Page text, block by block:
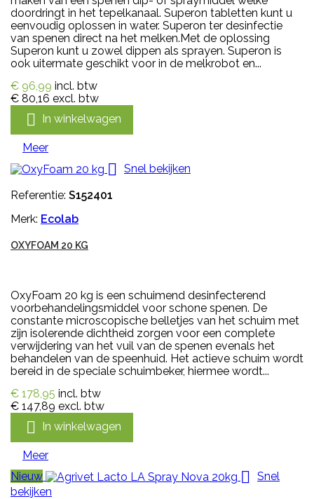
doordringt in het tepelkanaal. Superon tabletten kunt u
eenvoudig oplossen in water. Superon ter desinfectie
van spenen direct na het melken.Met de oplossing
Superon kunt u zowel dippen als sprayen. Superon is
ook uitermate geschikt voor in de melkrobot en...
€ 96,99 incl. btw
€ 80,16 excl. btw
 In winkelwagen
Meer
 Snel bekijken
Referentie: S152401
Merk: Ecolab
OXYFOAM 20 KG
OxyFoam 20 kg is een schuimend desinfecterend
voorbehandelingsmiddel voor schone spenen. De
constante microscopische belletjes van het schuim met
zijn isolerende dichtheid zorgen voor een complete
verwijdering van het vuil van de spenen evenals het
behandelen van de speenhuid. Het actieve schuim wordt
bereid in de speciale schuimbeker, hiermee wordt...
€ 178,95 incl. btw
€ 147,89 excl. btw
 In winkelwagen
Meer
Nieuw
 Snel
bekijken